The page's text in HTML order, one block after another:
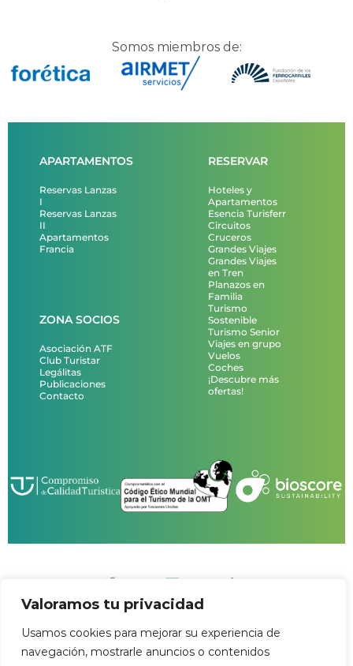
Valoramos tu privacidad
Usamos cookies para mejorar su experiencia de
navegación, mostrarle anuncios o contenidos
APARTAMENTOS
Reservas Lanzas
I
Reservas Lanzas
II
Apartamentos
Francia
ZONA SOCIOS
Asociación ATF
Club Turistar
Legálitas
Publicaciones
Contacto
RESERVAR
Hoteles y
Apartamentos
Esencia Turisferr
Circuitos
Cruceros
Grandes Viajes
Grandes Viajes
en Tren
Planazos en
Familia
Turismo
Sostenible
Turismo Senior
Viajes en grupo
Vuelos
Coches
¡Descubre más
ofertas!
Somos miembros de: